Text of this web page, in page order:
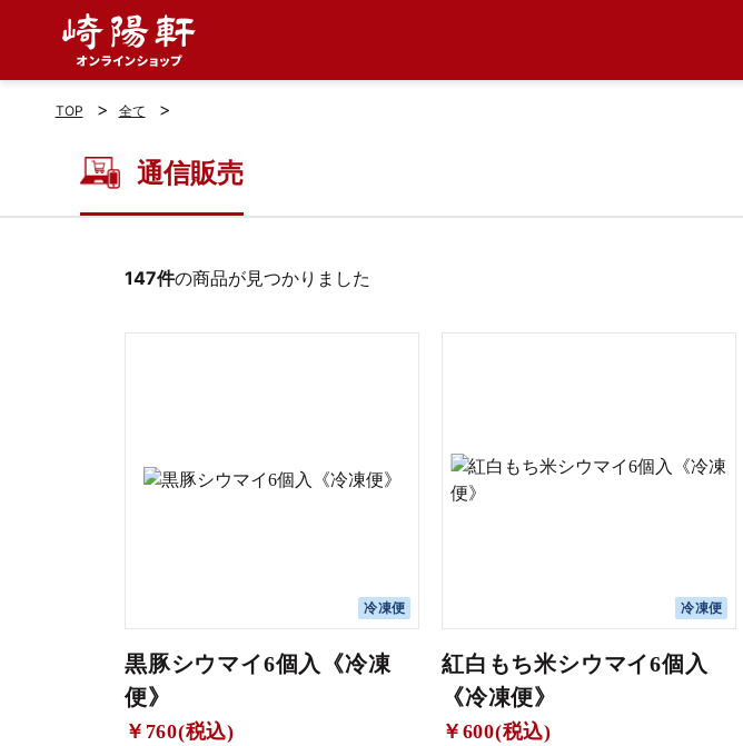
TOP > 全て >
通信販売
147件の商品が見つかりました
冷凍便
黒豚シウマイ6個入《冷凍
便》
￥760(税込)
冷凍便
紅白もち米シウマイ6個入
《冷凍便》
￥600(税込)